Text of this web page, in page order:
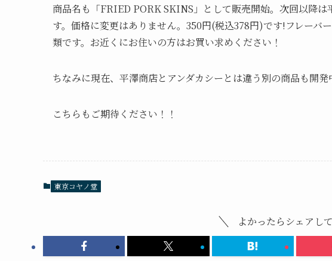
商品名も「FRIED PORK SKINS」として販売開始。次回以降
す。価格に変更はありません。350円(税込378円)です!フレーバ
類です。お近くにお住いの方はお買い求めください！
ちなみに現在、平澤商店とアンダカシーとは違う別の商品も開
こちらもご期待ください！！
東京コヤノ堂
よかったらシェアし